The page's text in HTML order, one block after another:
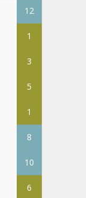
12
1
3
5
1
8
10
6